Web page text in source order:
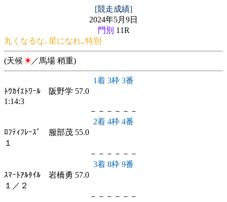
[競走成績]
2024年5月9日
門別 11R
丸くなるな､星になれ｡特別
(天候 ／馬場 稍重)
1着 3枠 3番
ﾄｳｶｲｴﾄﾜｰﾙ 阪野学 57.0
1:14:3
－－－－－－
2着 4枠 4番
ﾛﾌﾃｨﾌﾚｰｽﾞ 服部茂 55.0
１
－－－－－－
3着 8枠 9番
ｽﾏｰﾄｱﾙﾀｲﾙ 岩橋勇 57.0
１／２
－－－－－－